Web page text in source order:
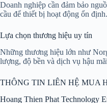
Doanh nghiệp cần đảm bảo
cầu để thiết bị hoạt động ổn định.
Lựa chọn thương hiệu uy tín
Những thương hiệu lớn như
lượng, độ bền và dịch vụ hậu
THÔNG TIN LIÊN HỆ MUA
Hoang Thien Phat Technology